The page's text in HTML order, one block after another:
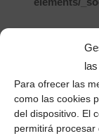
Para ofrecer las
como las cookies
del dispositivo. El
permitirá